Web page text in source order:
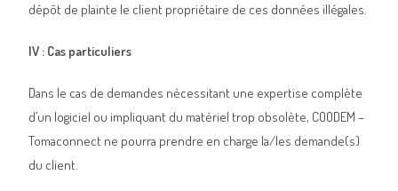
dépôt de plainte le client propriétaire de ces données illégales.
IV : Cas particuliers
Dans le cas de demandes nécessitant une expertise complète
d’un logiciel ou impliquant du matériel trop obsolète, COODEM –
Tomaconnect ne pourra prendre en charge la/les demande(s)
du client.